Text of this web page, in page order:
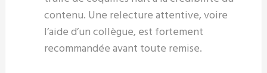
contenu. Une relecture attentive, voire
l’aide d’un collègue, est fortement
recommandée avant toute remise.